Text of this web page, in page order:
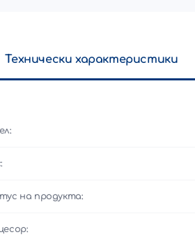
Технически характеристики
на продукта: